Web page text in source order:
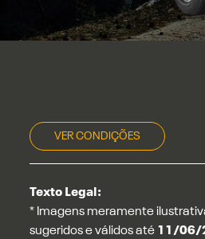
VER CONDIÇÕES
Texto Legal:
* Imagens meramente
sugeridos e válidos até 11/06/